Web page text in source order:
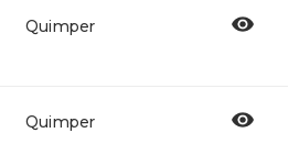
Quimper
Quimper